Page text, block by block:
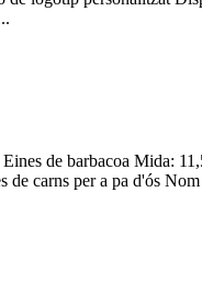
de barbacoa Mida:
carns per a pa d'ós